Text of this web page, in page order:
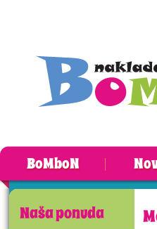
BoMboN
Naša ponuda